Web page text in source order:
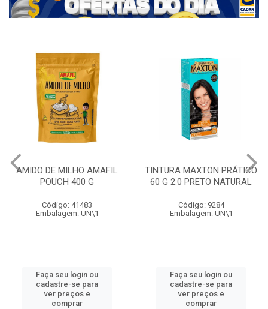
AMIDO DE MILHO AMAFIL
POUCH 400 G
Código: 41483
Embalagem: UN\1
Faça seu login ou
cadastre-se para
ver preços e
comprar
TINTURA MAXTON PRÁTICO
60 G 2.0 PRETO NATURAL
Código: 9284
Embalagem: UN\1
Faça seu login ou
cadastre-se para
ver preços e
comprar